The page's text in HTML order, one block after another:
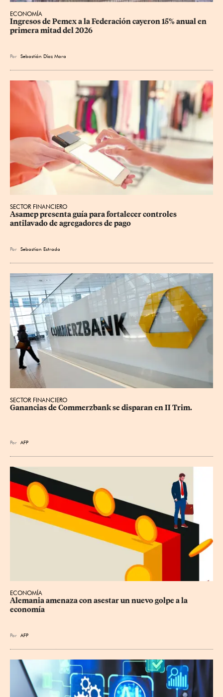
ECONOMÍA
Ingresos de Pemex a la Federación cayeron 15% anual en
primera mitad del 2026
Por Sebastián Díaz Mora
SECTOR FINANCIERO
Asamep presenta guía para fortalecer controles
antilavado de agregadores de pago
Por Sebastian Estrada
SECTOR FINANCIERO
Ganancias de Commerzbank se disparan en II Trim.
Por AFP
ECONOMÍA
Alemania amenaza con asestar un nuevo golpe a la
economía
Por AFP